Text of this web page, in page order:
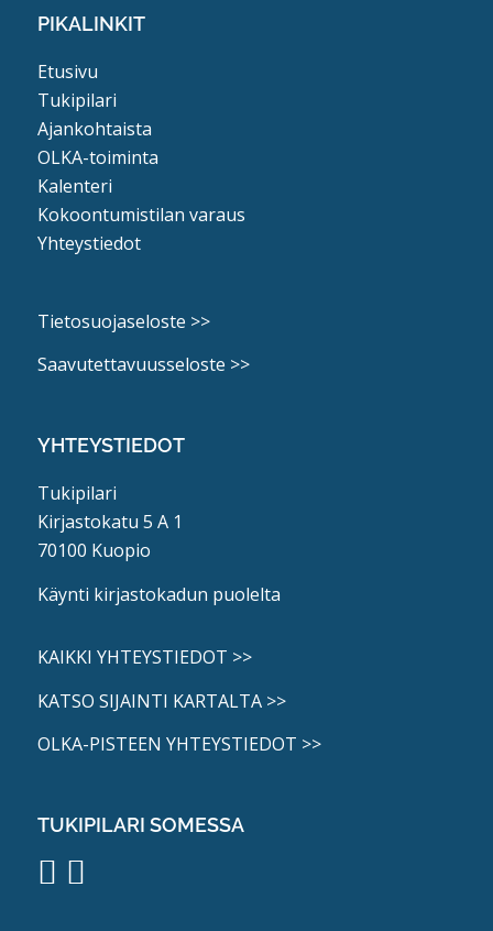
PIKALINKIT
Etusivu
Tukipilari
Ajankohtaista
OLKA-toiminta
Kalenteri
Kokoontumistilan varaus
Yhteystiedot
Tietosuojaseloste >>
Saavutettavuusseloste >>
YHTEYSTIEDOT
Tukipilari
Kirjastokatu 5 A 1
70100 Kuopio
Käynti kirjastokadun puolelta
KAIKKI YHTEYSTIEDOT >>
KATSO SIJAINTI KARTALTA >>
OLKA-PISTEEN YHTEYSTIEDOT >>
TUKIPILARI SOMESSA